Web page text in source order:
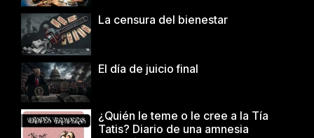
La censura del bienestar
El día de juicio final
¿Quién le teme o le cree a la Tía
Tatis? Diario de una amnesia